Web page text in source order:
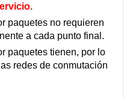
paquetes no requieren
a cada punto final.
paquetes tienen, por lo
redes de conmutación